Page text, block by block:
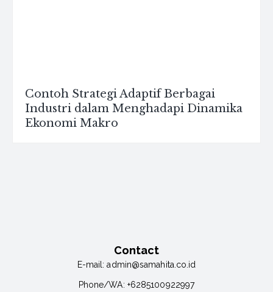
Contoh Strategi Adaptif Berbagai
Industri dalam Menghadapi Dinamika
Ekonomi Makro
Contact
E-mail:admin@samahita.co.id
Phone/WA: +6285100922997